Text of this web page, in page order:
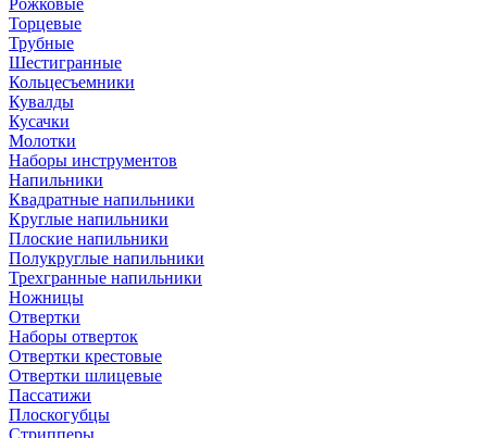
Рожковые
Торцевые
Трубные
Шестигранные
Кольцесъемники
Кувалды
Кусачки
Молотки
Наборы инструментов
Напильники
Квадратные напильники
Круглые напильники
Плоские напильники
Полукруглые напильники
Трехгранные напильники
Ножницы
Отвертки
Наборы отверток
Отвертки крестовые
Отвертки шлицевые
Пассатижи
Плоскогубцы
Стрипперы